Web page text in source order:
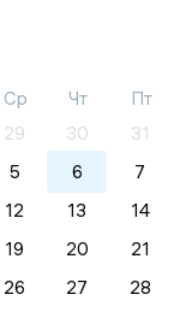
Ср Чт Пт
29 30 31
5 6 7
12 13 14
19 20 21
26 27 28